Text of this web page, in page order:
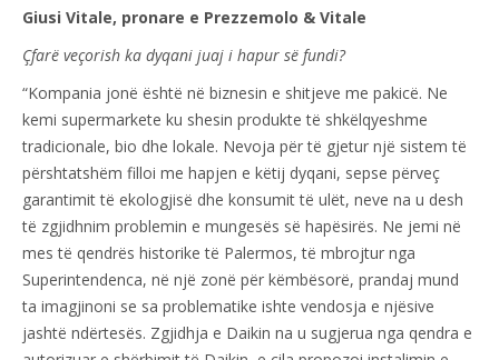
Giusi Vitale, pronare e Prezzemolo & Vitale
Çfarë veçorish ka dyqani juaj i hapur së fundi?
“Kompania jonë është në biznesin e shitjeve me pakicë. Ne
kemi supermarkete ku shesin produkte të shkëlqyeshme
tradicionale, bio dhe lokale. Nevoja për të gjetur një sistem të
përshtatshëm filloi me hapjen e këtij dyqani, sepse përveç
garantimit të ekologjisë dhe konsumit të ulët, neve na u desh
të zgjidhnim problemin e mungesës së hapësirës. Ne jemi në
mes të qendrës historike të Palermos, të mbrojtur nga
Superintendenca, në një zonë për këmbësorë, prandaj mund
ta imagjinoni se sa problematike ishte vendosja e njësive
jashtë ndërtesës. Zgjidhja e Daikin na u sugjerua nga qendra e